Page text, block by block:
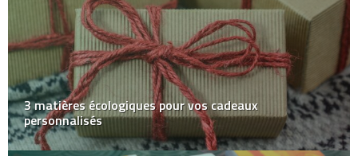
3 matières écologiques pour vos cadeaux
personnalisés